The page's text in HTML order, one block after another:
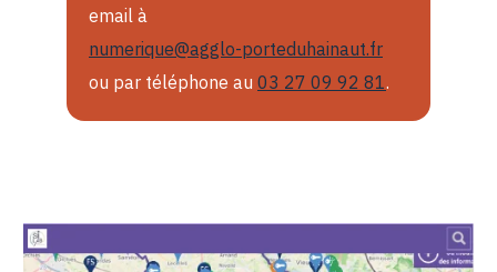
email à
numerique@agglo-porteduhainaut.fr
ou par téléphone au 03 27 09 92 81.